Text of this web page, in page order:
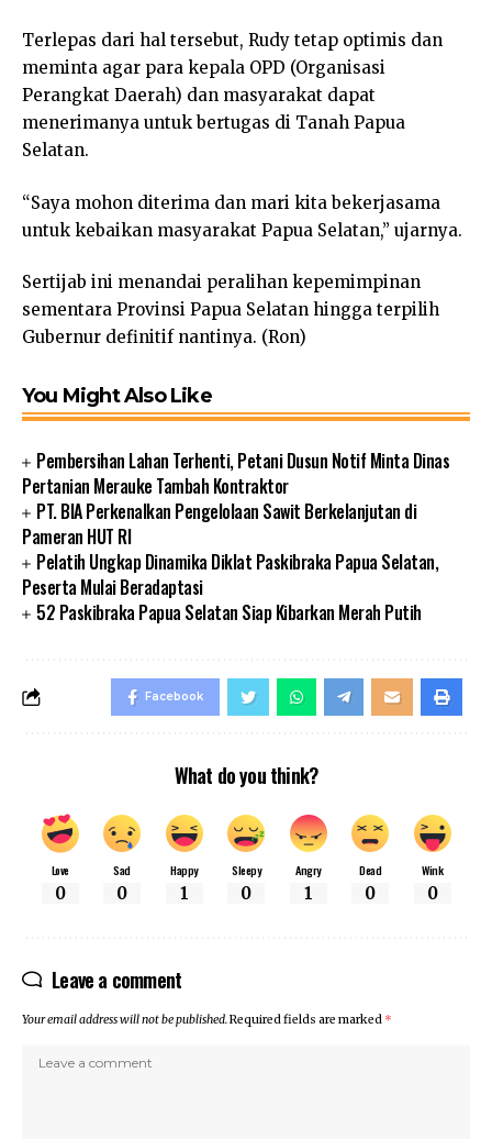
Terlepas dari hal tersebut, Rudy tetap optimis dan
meminta agar para kepala OPD (Organisasi
Perangkat Daerah) dan masyarakat dapat
menerimanya untuk bertugas di Tanah Papua
Selatan.
“Saya mohon diterima dan mari kita bekerjasama
untuk kebaikan masyarakat Papua Selatan,” ujarnya.
Sertijab ini menandai peralihan kepemimpinan
sementara Provinsi Papua Selatan hingga terpilih
Gubernur definitif nantinya. (Ron)
You Might Also Like
Pembersihan Lahan Terhenti, Petani Dusun Notif Minta Dinas
Pertanian Merauke Tambah Kontraktor
PT. BIA Perkenalkan Pengelolaan Sawit Berkelanjutan di
Pameran HUT RI
Pelatih Ungkap Dinamika Diklat Paskibraka Papua Selatan,
Peserta Mulai Beradaptasi
52 Paskibraka Papua Selatan Siap Kibarkan Merah Putih
Facebook
What do you think?
Love
0
Sad
0
Happy
1
Sleepy
0
Angry
1
Dead
0
Wink
0
Leave a comment
Your email address will not be published.Required fields are marked *